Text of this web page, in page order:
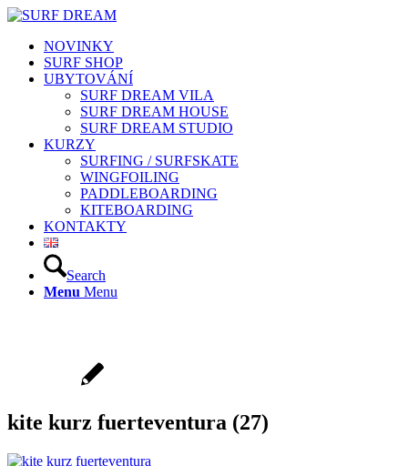
NOVINKY
SURF SHOP
UBYTOVÁNÍ
SURF DREAM VILA
SURF DREAM HOUSE
SURF DREAM STUDIO
KURZY
SURFING / SURFSKATE
WINGFOILING
PADDLEBOARDING
KITEBOARDING
KONTAKTY
Search
Menu Menu
kite kurz fuerteventura (27)